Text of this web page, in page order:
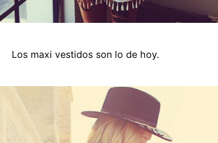
Los maxi vestidos son lo de hoy.